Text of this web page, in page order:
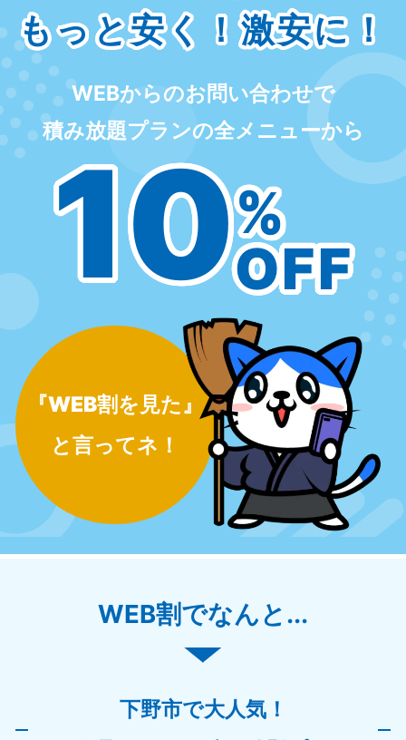
もっと安く！激安に！
WEBからのお問い合わせで
積み放題プランの全メニューから
10%
OFF
『WEB割を見た』
と言ってネ！
WEB割でなんと...
下野市で大人気！